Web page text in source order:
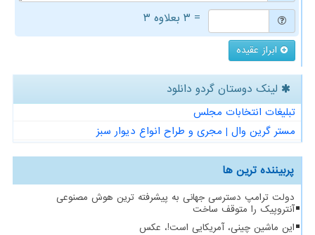
= ۳ بعلاوه ۳
ابراز عقیده
لینک دوستان گردو دانلود
تبلیغات انتخابات مجلس
مستر گرین وال | مجری و طراح انواع دیوار سبز
پربیننده ترین ها
دولت ترامپ دسترسی جهانی به پیشرفته ترین هوش مصنوعی
آنتروپیک را متوقف ساخت
این ماشین چینی، آمریکایی است!، عکس